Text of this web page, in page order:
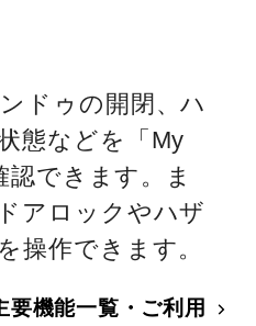
ドゥの開閉、ハ
態などを「My
できます。ま
アロックやハザ
操作できます。
機能一覧・ご利用